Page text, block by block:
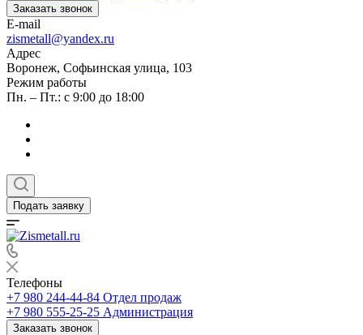
Заказать звонок
E-mail
zismetall@yandex.ru
Адрес
Воронеж, Софьинская улица, 103
Режим работы
Пн. – Пт.: с 9:00 до 18:00
Подать заявку
Телефоны
+7 980 244-44-84 Отдел продаж
+7 980 555-25-25 Администрация
Заказать звонок